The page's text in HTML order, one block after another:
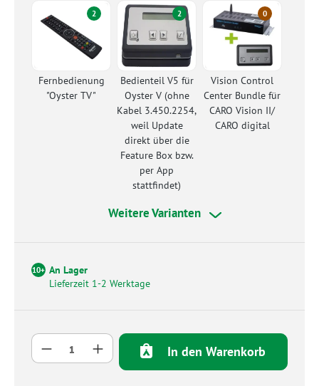
2
Fernbedienung
"Oyster TV"
2
Bedienteil V5 für
Oyster V (ohne
Kabel 3.450.2254,
weil Update
direkt über die
Feature Box bzw.
per App
stattfindet)
0
Vision Control
Center Bundle für
CARO Vision II/
CARO digital
Weitere Varianten
10+ An Lager
Lieferzeit 1-2 Werktage
Produkt Anzahl: Gib den gewünschten
In den Warenkorb